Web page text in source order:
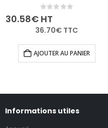
30.58€HT
36.70€ TTC
AJOUTER AU PANIER
Informations utiles